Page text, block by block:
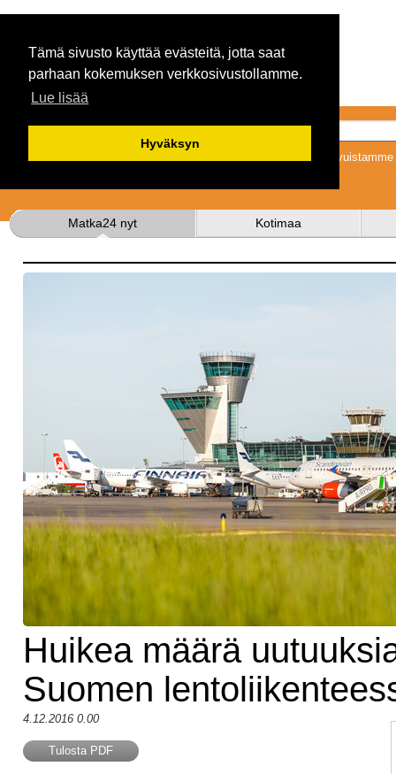
Tämä sivusto käyttää evästeitä, jotta saat
parhaan kokemuksen verkkosivustollamme.
Lue lisää
Hyväksyn
Tykkäämällä
Matka24 nyt Kotimaa
Huikea määrä
Suomen
4.12.2016 0.00
Tulosta PDF